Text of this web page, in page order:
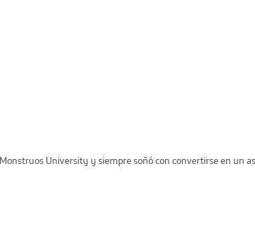
University y siempre soñó con convertirse en un